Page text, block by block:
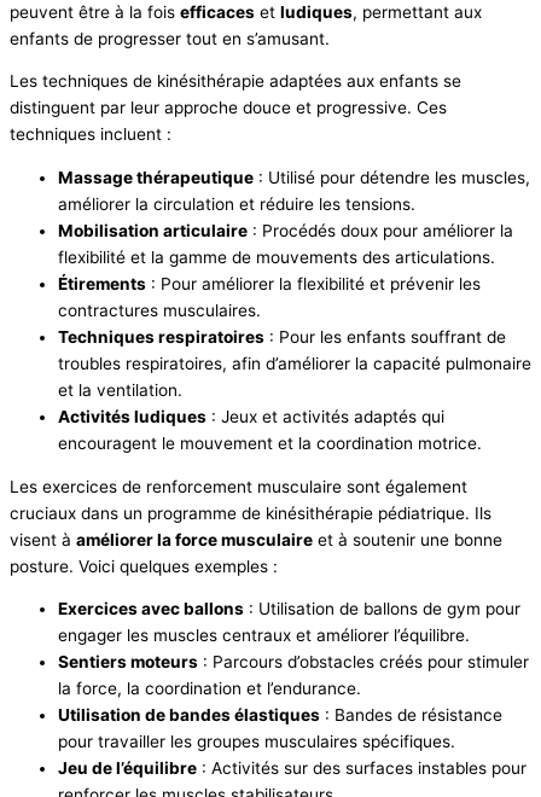
peuvent être à la fois efficaces et ludiques, permettant aux
enfants de progresser tout en s’amusant.
Les techniques de kinésithérapie adaptées aux enfants se
distinguent par leur approche douce et progressive. Ces
techniques incluent :
Massage thérapeutique : Utilisé pour détendre les muscles,
améliorer la circulation et réduire les tensions.
Mobilisation articulaire : Procédés doux pour améliorer la
flexibilité et la gamme de mouvements des articulations.
Étirements : Pour améliorer la flexibilité et prévenir les
contractures musculaires.
Techniques respiratoires : Pour les enfants souffrant de
troubles respiratoires, afin d’améliorer la capacité pulmonaire
et la ventilation.
Activités ludiques : Jeux et activités adaptés qui
encouragent le mouvement et la coordination motrice.
Les exercices de renforcement musculaire sont également
cruciaux dans un programme de kinésithérapie pédiatrique. Ils
visent à améliorer la force musculaire et à soutenir une bonne
posture. Voici quelques exemples :
Exercices avec ballons : Utilisation de ballons de gym pour
engager les muscles centraux et améliorer l’équilibre.
Sentiers moteurs : Parcours d’obstacles créés pour stimuler
la force, la coordination et l’endurance.
Utilisation de bandes élastiques : Bandes de résistance
pour travailler les groupes musculaires spécifiques.
Jeu de l’équilibre : Activités sur des surfaces instables pour